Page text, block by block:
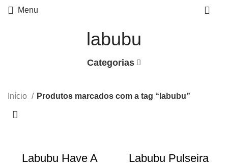
Menu 0
labubu
Categorias
Início Produtos marcados com a tag “labubu”
Labubu Have A
Labubu Pulseira